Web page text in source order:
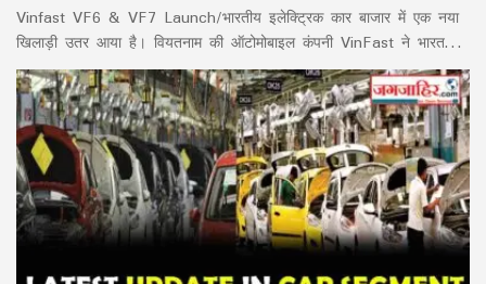
Vinfast VF6 & VF7 Launch/भारतीय इलेक्ट्रिक कार बाजार में एक नया
खिलाड़ी उतर आया है। वियतनाम की ऑटोमोबाइल कंपनी VinFast ने भारत…